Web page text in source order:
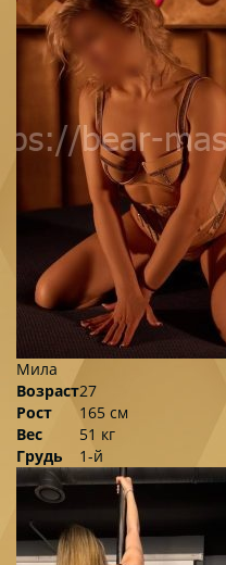
Мила
Возраст27
Рост
165 см
Вес
51 кг
Грудь
1-й